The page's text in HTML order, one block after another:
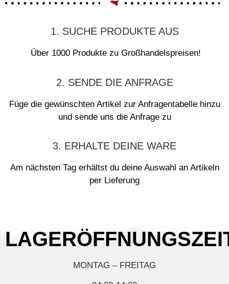
1. SUCHE PRODUKTE AUS
Über 1000 Produkte zu Großhandelspreisen!
2. SENDE DIE ANFRAGE
Füge die gewünschten Artikel zur Anfragentabelle hinzu
und sende uns die Anfrage zu
3. ERHALTE DEINE WARE
Am nächsten Tag erhältst du deine Auswahl an Artikeln
per Lieferung
MONTAG – FREITAG